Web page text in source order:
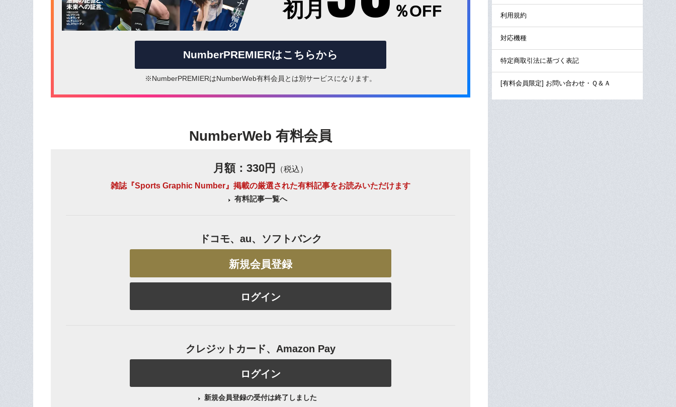
初月 ％OFF
NumberPREMIERはこちらから
※NumberPREMIERはNumberWeb有料会員とは別サービスになります。
NumberWeb 有料会員
月額：330円
（税込）
雑誌『Sports Graphic Number』掲載の厳選された有料記事をお読みいただけます
有料記事一覧へ
ドコモ、au、ソフトバンク
新規会員登録
ログイン
クレジットカード、Amazon Pay
ログイン
新規会員登録の受付は終了しました
利用規約
対応機種
特定商取引法に基づく表記
[有料会員限定] お問い合わせ・Ｑ＆Ａ